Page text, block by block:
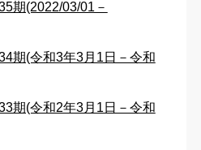
期(2022/03/01－
期(令和3年3月1日－令和
期(令和2年3月1日－令和